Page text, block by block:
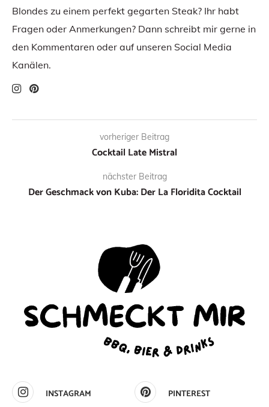
Blondes zu einem perfekt gegarten Steak? Ihr habt
Fragen oder Anmerkungen? Dann schreibt mir gerne in
den Kommentaren oder auf unseren Social Media
Kanälen.
vorheriger Beitrag
Cocktail Late Mistral
nächster Beitrag
Der Geschmack von Kuba: Der La Floridita Cocktail
INSTAGRAM
PINTEREST